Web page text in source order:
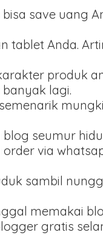
save uang
tablet Anda.
produk
lagi.
blog seumur
via
sambil
memakai
gratis